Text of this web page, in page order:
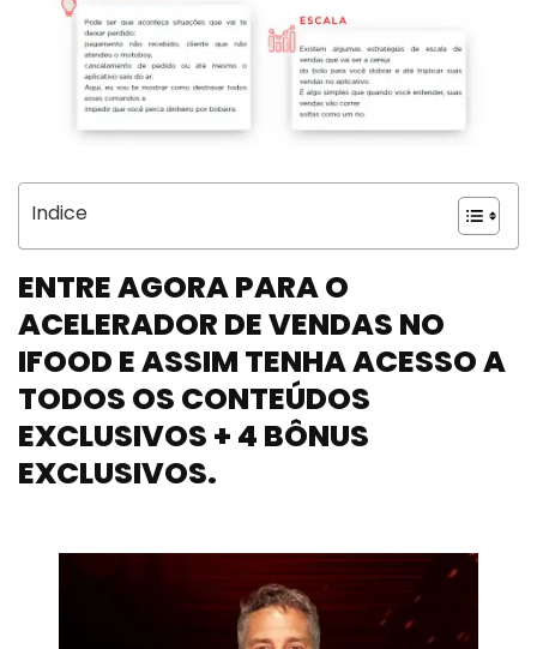
Indice
ENTRE AGORA PARA O
ACELERADOR DE VENDAS NO
IFOOD E ASSIM TENHA ACESSO A
TODOS OS CONTEÚDOS
EXCLUSIVOS + 4 BÔNUS
EXCLUSIVOS.